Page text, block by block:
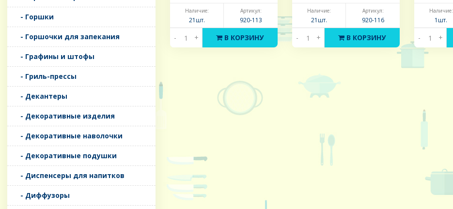
- Горшки
- Горшочки для запекания
- Графины и штофы
- Гриль-прессы
- Декантеры
- Декоративные изделия
- Декоративные наволочки
- Декоративные подушки
- Диспенсеры для напитков
- Диффузоры
Наличие:
21шт.
Артикул:
920-113
- + В КОРЗИНУ
Наличие:
21шт.
Артикул:
920-116
- + В КОРЗИНУ
Наличие:
1шт.
- +